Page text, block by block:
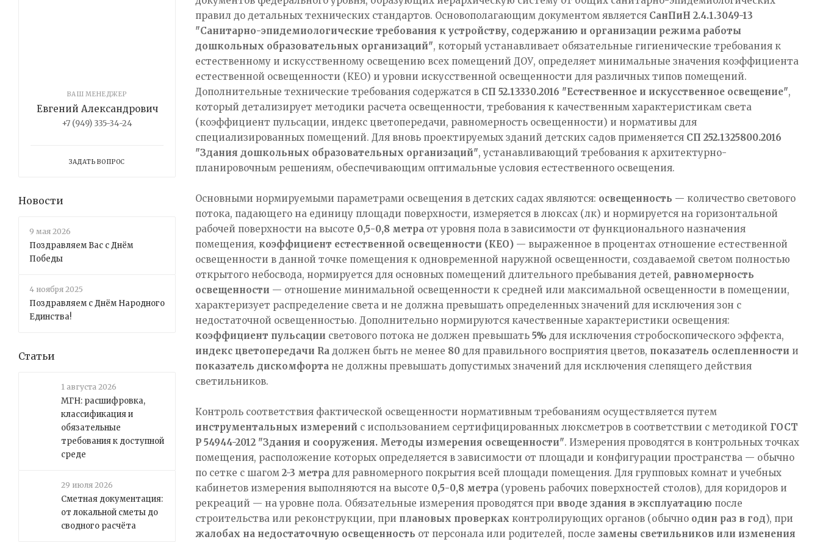
правил до детальных технических стандартов. Основополагающим документом является СанПиН 2.4.1.3049-13
"Санитарно-эпидемиологические требования к устройству, содержанию и организации режима работы
дошкольных образовательных организаций", который устанавливает обязательные гигиенические требования к
естественному и искусственному освещению всех помещений ДОУ, определяет минимальные значения коэффициента
естественной освещенности (КЕО) и уровни искусственной освещенности для различных типов помещений.
Дополнительные технические требования содержатся в СП 52.13330.2016 "Естественное и искусственное освещение",
который детализирует методики расчета освещенности, требования к качественным характеристикам света
(коэффициент пульсации, индекс цветопередачи, равномерность освещенности) и нормативы для
специализированных помещений. Для вновь проектируемых зданий детских садов применяется СП 252.1325800.2016
"Здания дошкольных образовательных организаций", устанавливающий требования к архитектурно-
планировочным решениям, обеспечивающим оптимальные условия естественного освещения.​
Основными нормируемыми параметрами освещения в детских садах являются: освещенность — количество светового
потока, падающего на единицу площади поверхности, измеряется в люксах (лк) и нормируется на горизонтальной
рабочей поверхности на высоте 0,5-0,8 метра от уровня пола в зависимости от функционального назначения
помещения, коэффициент естественной освещенности (КЕО) — выраженное в процентах отношение естественной
освещенности в данной точке помещения к одновременной наружной освещенности, создаваемой светом полностью
открытого небосвода, нормируется для основных помещений длительного пребывания детей, равномерность
освещенности — отношение минимальной освещенности к средней или максимальной освещенности в помещении,
характеризует распределение света и не должна превышать определенных значений для исключения зон с
недостаточной освещенностью. Дополнительно нормируются качественные характеристики освещения:
коэффициент пульсации светового потока не должен превышать 5% для исключения стробоскопического эффекта,
индекс цветопередачи Ra должен быть не менее 80 для правильного восприятия цветов, показатель ослепленности и
показатель дискомфорта не должны превышать допустимых значений для исключения слепящего действия
светильников.​
Контроль соответствия фактической освещенности нормативным требованиям осуществляется путем
инструментальных измерений с использованием сертифицированных люксметров в соответствии с методикой ГОСТ
Р 54944-2012 "Здания и сооружения. Методы измерения освещенности". Измерения проводятся в контрольных точках
помещения, расположение которых определяется в зависимости от площади и конфигурации пространства — обычно
по сетке с шагом 2-3 метра для равномерного покрытия всей площади помещения. Для групповых комнат и учебных
кабинетов измерения выполняются на высоте 0,5-0,8 метра (уровень рабочих поверхностей столов), для коридоров и
рекреаций — на уровне пола. Обязательные измерения проводятся при вводе здания в эксплуатацию после
строительства или реконструкции, при плановых проверках контролирующих органов (обычно один раз в год), при
жалобах на недостаточную освещенность от персонала или родителей, после замены светильников или изменения
ВАШ МЕНЕДЖЕР
Евгений Александрович
+7 (949) 335-34-24
ЗАДАТЬ ВОПРОС
Новости
9 мая 2026
Поздравляем Вас с Днём
Победы
4 ноября 2025
Поздравляем с Днём Народного
Единства!
Статьи
1 августа 2026
МГН: расшифровка,
классификация и
обязательные
требования к доступной
среде
29 июля 2026
Сметная документация:
от локальной сметы до
сводного расчёта